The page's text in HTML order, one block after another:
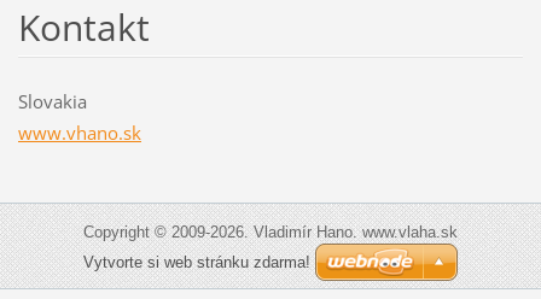
Kontakt
Slovakia
www.vhano.sk
Copyright © 2009-2026. Vladimír Hano. www.vlaha.sk
Vytvorte si web stránku zdarma!